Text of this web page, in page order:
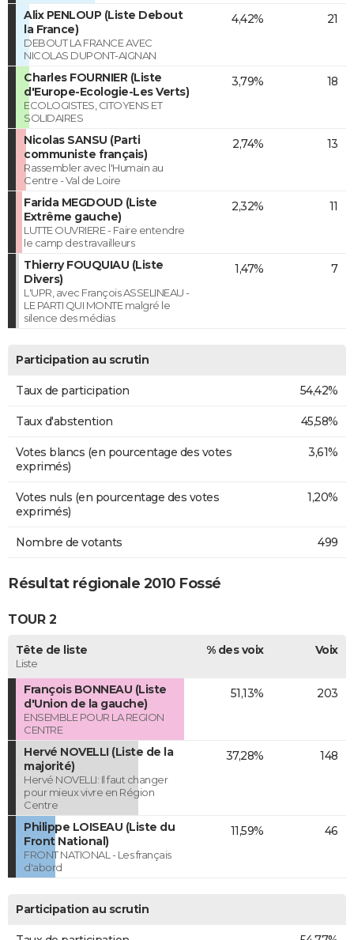
Alix PENLOUP (Liste Debout
la France)
DEBOUT LA FRANCE AVEC
NICOLAS DUPONT-AIGNAN
4,42% 21
Charles FOURNIER (Liste
d'Europe-Ecologie-Les Verts)
ECOLOGISTES, CITOYENS ET
SOLIDAIRES
3,79% 18
Nicolas SANSU (Parti
communiste français)
Rassembler avec l'Humain au
Centre - Val de Loire
2,74% 13
Farida MEGDOUD (Liste
Extrême gauche)
LUTTE OUVRIERE - Faire entendre
le camp des travailleurs
2,32% 11
Thierry FOUQUIAU (Liste
Divers)
L'UPR, avec François ASSELINEAU -
LE PARTI QUI MONTE malgré le
silence des médias
1,47% 7
Participation au scrutin
Taux de participation 54,42%
Taux d'abstention 45,58%
Votes blancs (en pourcentage des votes
exprimés)
3,61%
Votes nuls (en pourcentage des votes
exprimés)
1,20%
Nombre de votants 499
Résultat régionale 2010 Fossé
TOUR 2
Tête de liste
Liste
% des voix Voix
François BONNEAU (Liste
d'Union de la gauche)
ENSEMBLE POUR LA REGION
CENTRE
51,13% 203
Hervé NOVELLI (Liste de la
majorité)
Hervé NOVELLI: Il faut changer
pour mieux vivre en Région
Centre
37,28% 148
Philippe LOISEAU (Liste du
Front National)
FRONT NATIONAL - Les français
d'abord
11,59% 46
Participation au scrutin